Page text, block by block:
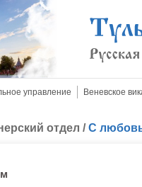
управление Веневское
отдел /С